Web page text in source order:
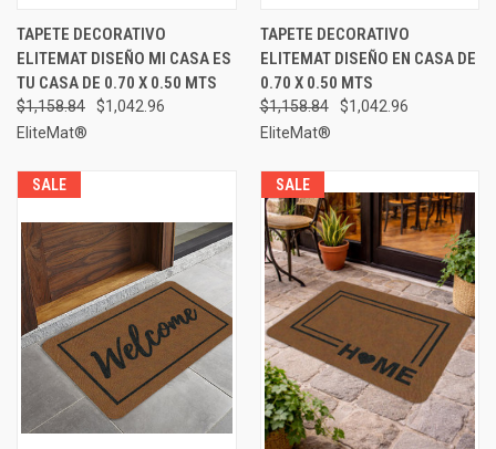
TAPETE DECORATIVO
ELITEMAT DISEÑO MI CASA ES
TU CASA DE 0.70 X 0.50 MTS
$1,158.84
$1,042.96
EliteMat®
TAPETE DECORATIVO
ELITEMAT DISEÑO EN CASA DE
0.70 X 0.50 MTS
$1,158.84
$1,042.96
EliteMat®
SALE SALE